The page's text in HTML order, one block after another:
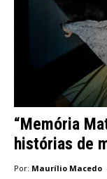
“Memória
histórias de
Por: Maurílio Macedo